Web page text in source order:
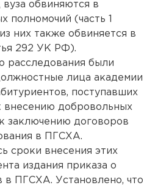
обвиняются в
(часть 1
них также обвиняется в
292 УК РФ).
расследования были
лица академии
поступавших
внесению добровольных
заключению договоров
в ПГСХА.
сроки внесения этих
издания приказа о
в ПГСХА. Установлено, что